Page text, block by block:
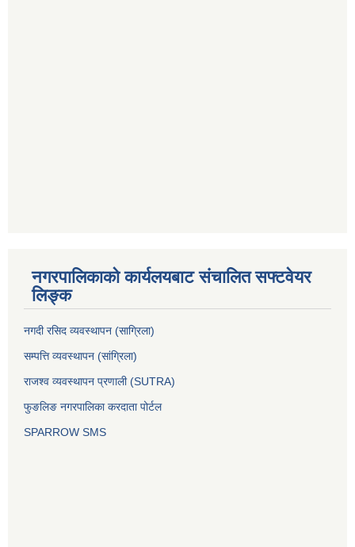
नगरपालिकाको कार्यलयबाट संचालित सफ्टवेयर
लिङ्क
नगदी रसिद व्यवस्थापन (साग्रिला)
सम्पत्ति व्यवस्थापन (सांग्रिला)
राजश्व व्यवस्थापन प्रणाली (SUTRA)
फुङलिङ नगरपालिका करदाता पोर्टल
SPARROW SMS